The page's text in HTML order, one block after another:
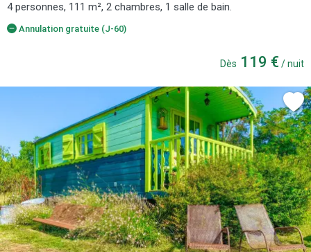
4 personnes, 111 m², 2 chambres, 1 salle de bain.
Annulation gratuite (J-60)
Dès 119 € / nuit